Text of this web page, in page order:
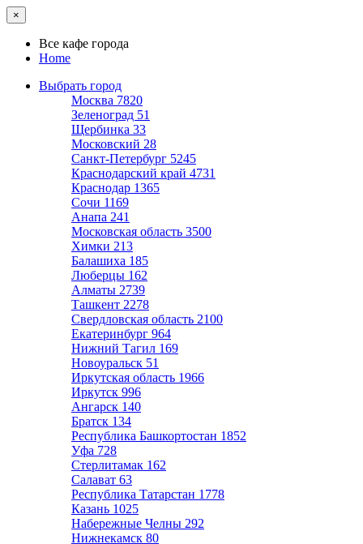
×
Все кафе города
Home
Выбрать город
Москва 7820
Зеленоград 51
Щербинка 33
Московский 28
Санкт-Петербург 5245
Краснодарский край 4731
Краснодар 1365
Сочи 1169
Анапа 241
Московская область 3500
Химки 213
Балашиха 185
Люберцы 162
Алматы 2739
Ташкент 2278
Свердловская область 2100
Екатеринбург 964
Нижний Тагил 169
Новоуральск 51
Иркутская область 1966
Иркутск 996
Ангарск 140
Братск 134
Республика Башкортостан 1852
Уфа 728
Стерлитамак 162
Салават 63
Республика Татарстан 1778
Казань 1025
Набережные Челны 292
Нижнекамск 80